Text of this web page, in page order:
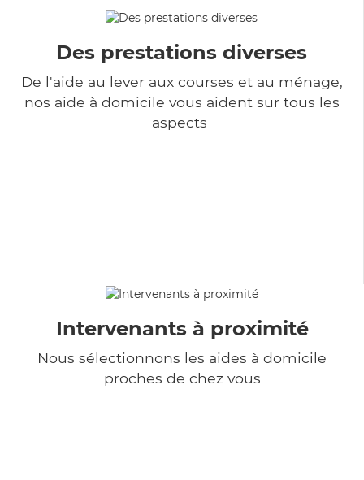
Des prestations diverses
De l'aide au lever aux courses et au ménage,
nos aide à domicile vous aident sur tous les
aspects
Intervenants à proximité
Nous sélectionnons les aides à domicile
proches de chez vous